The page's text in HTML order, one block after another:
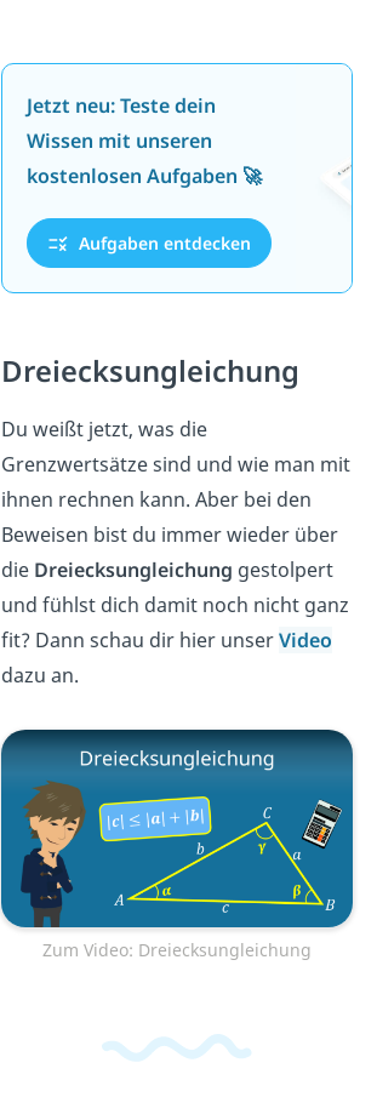
Jetzt neu: Teste dein
Wissen mit unseren
kostenlosen Aufgaben 🚀
Aufgaben entdecken
Dreiecksungleichung
Du weißt jetzt, was die
Grenzwertsätze sind und wie man mit
ihnen rechnen kann. Aber bei den
Beweisen bist du immer wieder über
die Dreiecksungleichung gestolpert
und fühlst dich damit noch nicht ganz
fit? Dann schau dir hier unserVideo
dazu an.
Zum Video: Dreiecksungleichung